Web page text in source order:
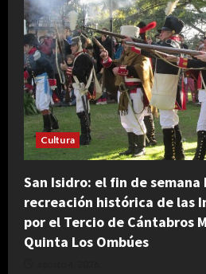
Cultura
San Isidro: el fin de semana
recreación histórica de las
por el Tercio de Cántabros
Quinta Los Ombúes